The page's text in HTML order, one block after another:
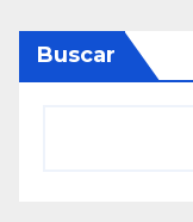
Buscar